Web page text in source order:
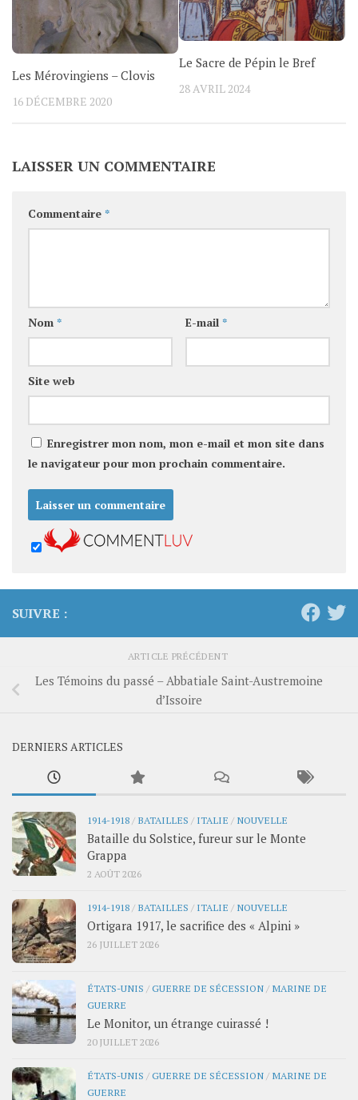
Les Mérovingiens – Clovis
16 DÉCEMBRE 2020
Le Sacre de Pépin le Bref
28 AVRIL 2024
LAISSER UN COMMENTAIRE
Commentaire *
Nom * E-mail *
Site web
Enregistrer mon nom, mon e-mail et mon site dans
le navigateur pour mon prochain commentaire.
SUIVRE :
ARTICLE PRÉCÉDENT
Les Témoins du passé – Abbatiale Saint-Austremoine
d’Issoire
DERNIERS ARTICLES
1914-1918/ BATAILLES / ITALIE / NOUVELLE
Bataille du Solstice, fureur sur le Monte
Grappa
2 AOÛT 2026
1914-1918/ BATAILLES / ITALIE / NOUVELLE
Ortigara 1917, le sacrifice des « Alpini »
26 JUILLET 2026
ÉTATS-UNIS /GUERRE DE SÉCESSION/ MARINE DE
GUERRE
Le Monitor, un étrange cuirassé !
20 JUILLET 2026
ÉTATS-UNIS /GUERRE DE SÉCESSION/ MARINE DE
GUERRE